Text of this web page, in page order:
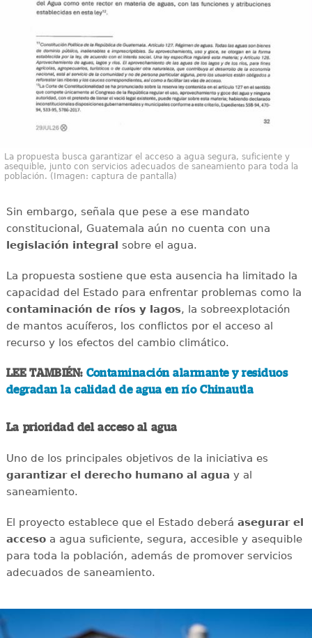
La propuesta busca garantizar el acceso a agua segura, suficiente y
asequible, junto con servicios adecuados de saneamiento para toda la
población. (Imagen: captura de pantalla)
Sin embargo, señala que pese a ese mandato
constitucional, Guatemala aún no cuenta con una
legislación integral
sobre el agua.
La propuesta sostiene que esta ausencia ha limitado la
capacidad del Estado para enfrentar problemas como la
contaminación de ríos y lagos, la sobreexplotación
de mantos acuíferos, los conflictos por el acceso al
recurso y los efectos del cambio climático.
LEE TAMBIÉN: Contaminación alarmante y residuos
degradan la calidad de agua en río Chinautla
La prioridad del acceso al agua
Uno de los principales objetivos de la iniciativa es
garantizar el derecho humano al agua y al
saneamiento.
El proyecto establece que el Estado deberá asegurar el
accesoa agua suficiente, segura, accesible y asequible
para toda la población, además de promover servicios
adecuados de saneamiento.